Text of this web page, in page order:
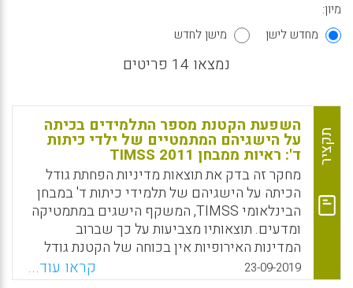
מיון:
מחדש לישן
מישן לחדש
נמצאו 14 פריטים
תקציר
השפעת הקטנת מספר התלמידים בכיתה
על הישגיהם המתמטיים של ילדי כיתות
ד': ראיות ממבחן TIMSS 2011
מחקר זה בדק את תוצאות מדיניות הפחתת גודל
הכיתה על הישגיהם של תלמידי כיתות ד' במבחן
הבינלאומי TIMSS, המשקף הישגים במתמטיקה
ומדעים. תוצאותיו מצביעות על כך שברוב
המדינות האירופיות אין בכוחה של הקטנת גודל
הכיתות לשפר את ההישגים במתמטיקה בכיתות
23-09-2019 קראו עוד...